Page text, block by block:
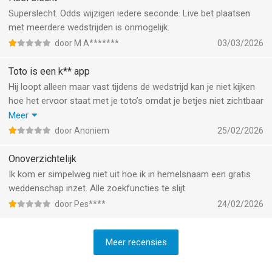
Superslecht. Odds wijzigen iedere seconde. Live bet plaatsen
met meerdere wedstrijden is onmogelijk.
door M A******* 03/03/2026
Toto is een k** app
Hij loopt alleen maar vast tijdens de wedstrijd kan je niet kijken
hoe het ervoor staat met je toto’s omdat je betjes niet zichtbaar
zijn, plus je moet 10 minuten wachten voordat je geld is
overgeboekt en je toto 1000 keer opnieuw zetten voordat die is
Meer
door Anoniem 25/02/2026
Onoverzichtelijk
Ik kom er simpelweg niet uit hoe ik in hemelsnaam een gratis
weddenschap inzet. Alle zoekfuncties te slijt
door Pes**** 24/02/2026
Meer recensies